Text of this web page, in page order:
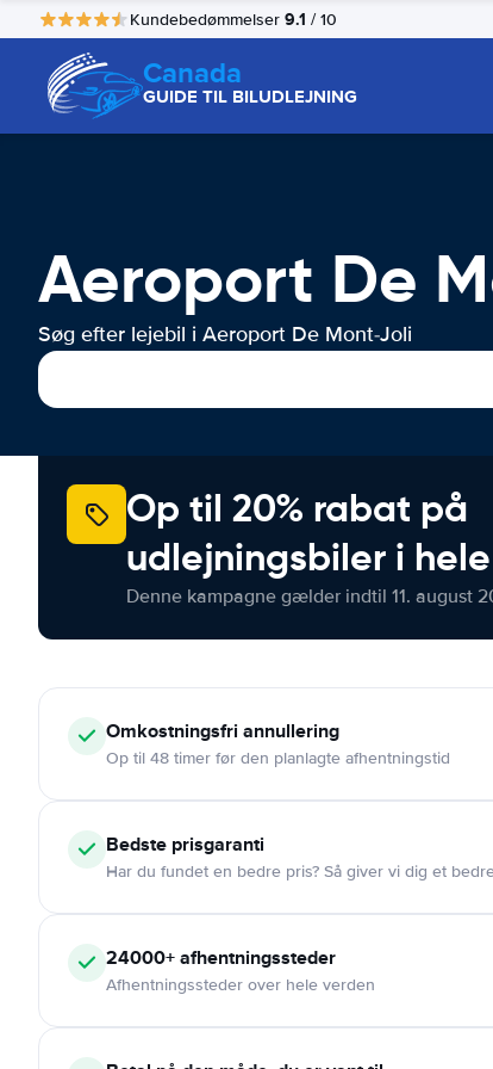
Kundebedømmelser 9.1 / 10
Canada
GUIDE TIL BILUDLEJNING
Aeroport De
Søg efter lejebil i Aeroport De Mont-Joli
Op til 20% rabat på
udlejningsbiler i
Denne kampagne gælder indtil 11. august
Omkostningsfri annullering
Op til 48 timer før den planlagte afhentningstid
Bedste prisgaranti
Har du fundet en bedre pris? Så giver vi dig et
24000+afhentningssteder
Afhentningssteder over hele verden